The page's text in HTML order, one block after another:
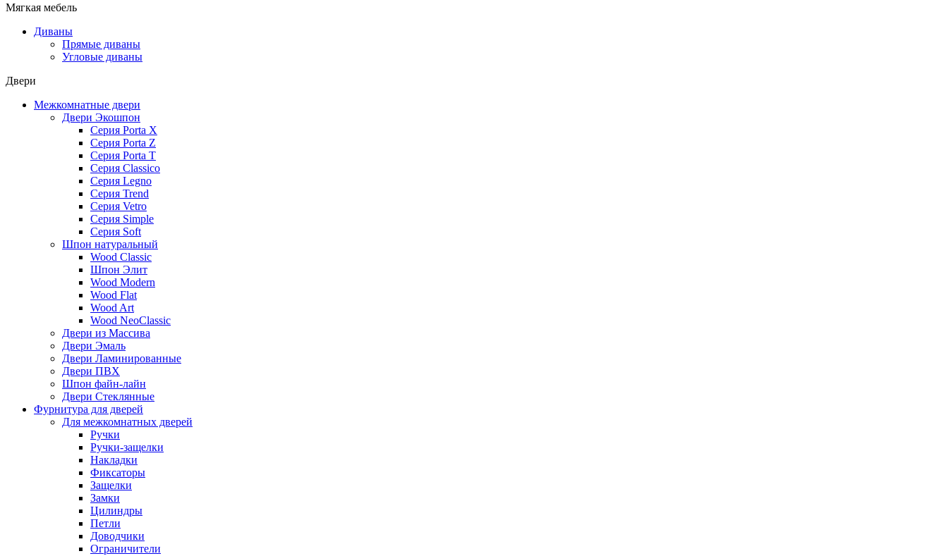
Мягкая мебель
Диваны
Прямые диваны
Угловые диваны
Двери
Межкомнатные двери
Двери Экошпон
Серия Porta X
Серия Porta Z
Серия Porta T
Серия Classico
Серия Legno
Серия Trend
Серия Vetro
Серия Simple
Серия Soft
Шпон натуральный
Wood Classic
Шпон Элит
Wood Modern
Wood Flat
Wood Art
Wood NeoClassic
Двери из Массива
Двери Эмаль
Двери Ламинированные
Двери ПВХ
Шпон файн-лайн
Двери Стеклянные
Фурнитура для дверей
Для межкомнатных дверей
Ручки
Ручки-защелки
Накладки
Фиксаторы
Защелки
Замки
Цилиндры
Петли
Доводчики
Ограничители